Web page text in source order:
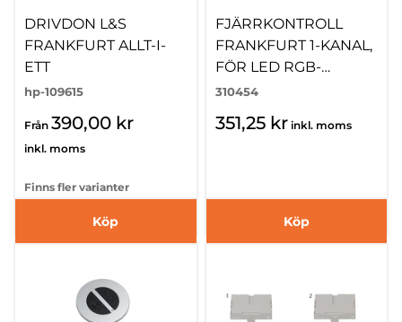
DRIVDON L&S
FRANKFURT ALLT-I-
ETT
hp-109615
Från 390,00 kr
inkl. moms
Finns fler varianter
Köp
FJÄRRKONTROLL
FRANKFURT 1-KANAL,
FÖR LED RGB-
KONTROLL
310454
351,25 kr inkl. moms
Köp